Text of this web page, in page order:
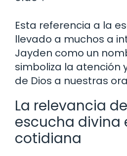
Esta referencia a la
llevado a muchos a
Jayden como un
simboliza la atención
de Dios a nuestras
La relevancia
escucha divina
cotidiana